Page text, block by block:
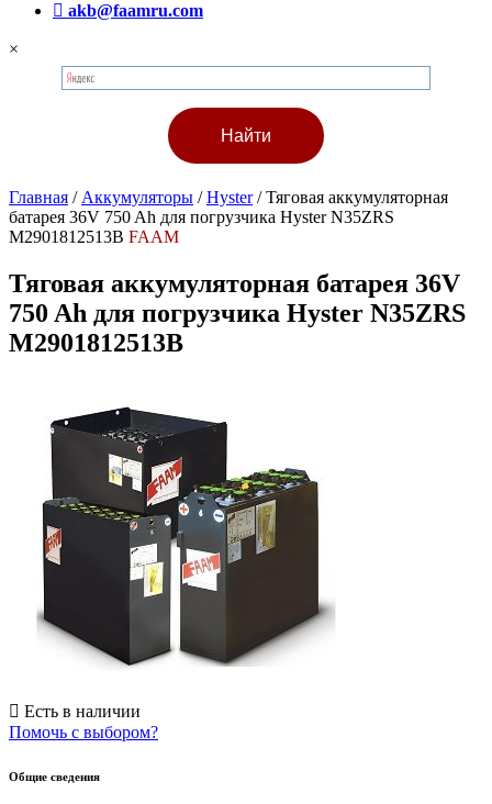
akb@faamru.com
×
Главная / Аккумуляторы /Hyster/Тяговая аккумуляторная
батарея 36V 750 Ah для погрузчика Hyster N35ZRS
M2901812513B FAAM
Тяговая аккумуляторная батарея 36V
750 Ah для погрузчика Hyster N35ZRS
M2901812513B
Есть в наличии
Помочь с выбором?
Общие сведения